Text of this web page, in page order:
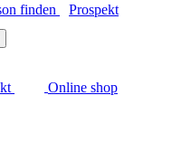
finden
Prospekt
Online shop